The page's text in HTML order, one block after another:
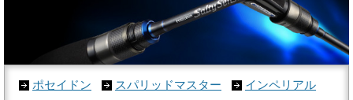
ポセイドン スパリッドマスター
インペリアル